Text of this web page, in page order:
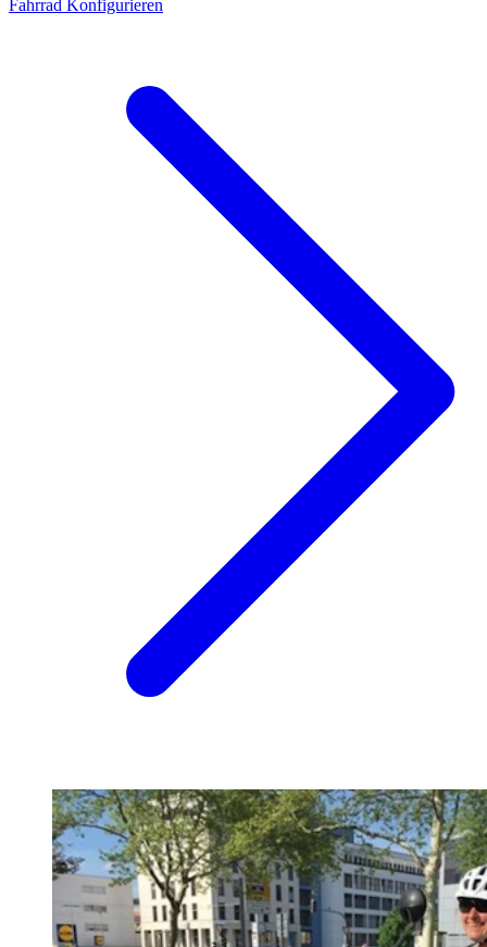
Fahrrad Konfigurieren